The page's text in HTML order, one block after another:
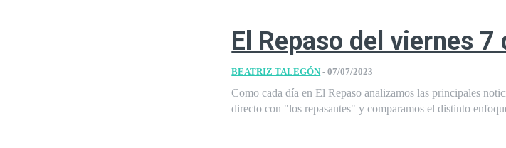
El Repaso del viernes 7
BEATRIZ TALEGÓN - 07/07/2023
Como cada día en El Repaso analizamos las principales
directo con "los repasantes" y comparamos el distinto